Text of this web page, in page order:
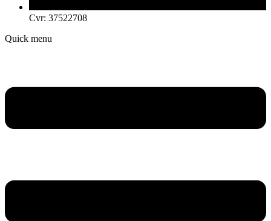
Cvr: 37522708
Quick menu